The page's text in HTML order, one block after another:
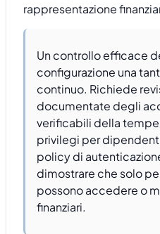
rappresentazione
Un controllo efficace
configurazione una
continuo. Richiede
documentate degli
verificabili della
privilegi per
policy di
dimostrare che solo
possono accedere o
finanziari.